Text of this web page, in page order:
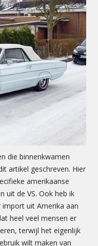
die binnenkwamen
artikel geschreven. Hier
amerikaanse
uit de VS. Ook heb ik
uit Amerika aan
heel veel mensen er
terwijl het eigenlijk
wilt maken van